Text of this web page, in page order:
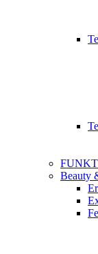
Beauty